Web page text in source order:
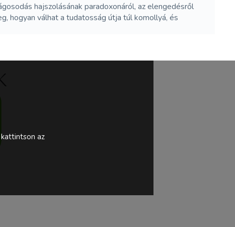
hajszolásának paradoxonáról, az elengedésről
hogyan válhat a tudatosság útja túl komollyá, és
az